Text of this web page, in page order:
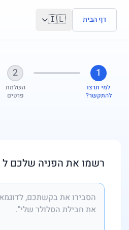
דלג לתוכן הראשי
דף הבית 🇮🇱
1
למי תרצו
להתקשר?
2
השלמת
פרטים
רשמו את הפניה שלכם ל